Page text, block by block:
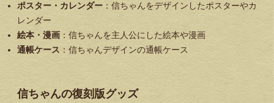
ポスター・カレンダー ：信ちゃんをデザインしたポスターやカ
レンダー
絵本・漫画 ：信ちゃんを主人公にした絵本や漫画
通帳ケース ：信ちゃんデザインの通帳ケース
信ちゃんの復刻版グッズ